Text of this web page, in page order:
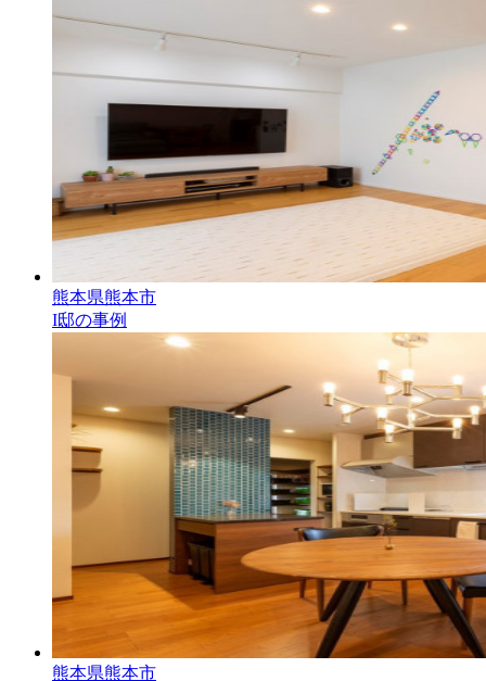
熊本県熊本市
I邸の事例
熊本県熊本市